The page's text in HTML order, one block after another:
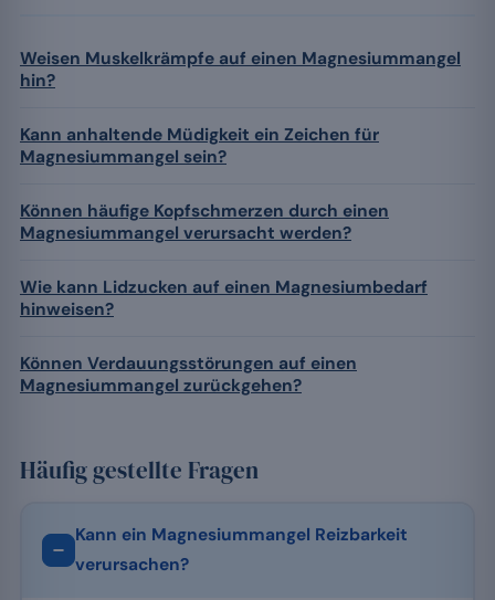
Weisen Muskelkrämpfe auf einen Magnesiummangel
hin?
Kann anhaltende Müdigkeit ein Zeichen für
Magnesiummangel sein?
Können häufige Kopfschmerzen durch einen
Magnesiummangel verursacht werden?
Wie kann Lidzucken auf einen Magnesiumbedarf
hinweisen?
Können Verdauungsstörungen auf einen
Magnesiummangel zurückgehen?
Häufig gestellte Fragen
Kann ein Magnesiummangel Reizbarkeit
verursachen?